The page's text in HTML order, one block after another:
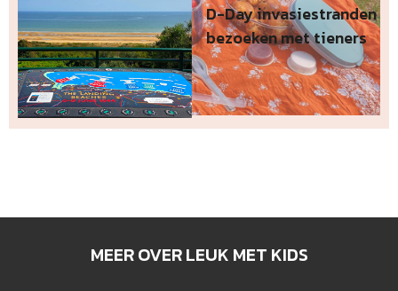
D-Day invasiestranden
bezoeken met tieners
MEER OVER LEUK MET KIDS